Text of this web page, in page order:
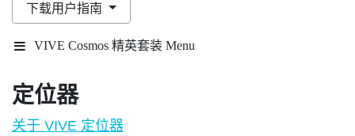
下载用户指南
VIVE Cosmos 精英套装 Menu
定位器
关于 VIVE 定位器